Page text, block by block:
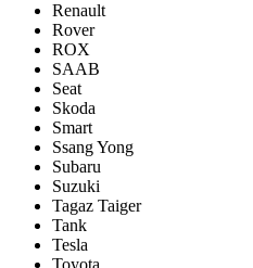
Renault
Rover
ROX
SAAB
Seat
Skoda
Smart
Ssang Yong
Subaru
Suzuki
Tagaz Taiger
Tank
Tesla
Toyota